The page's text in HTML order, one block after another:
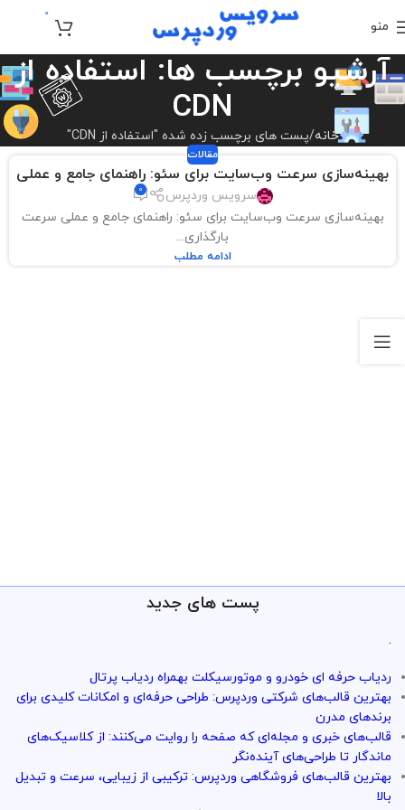
منو
0
آرشیو برچسب ها: استفاده از
CDN
خانه پست های برچسب زده شده "استفاده از CDN"
مقالات
بهینه‌سازی سرعت وب‌سایت برای سئو: راهنمای جامع و عملی
سرویس وردپرس 0
بهینه‌سازی سرعت وب‌سایت برای سئو: راهنمای جامع و عملی سرعت
بارگذاری...
ادامه مطلب
پست های جدید
.
ردیاب حرفه ای خودرو و موتورسیکلت بهمراه ردیاب پرتال
بهترین قالب‌های شرکتی وردپرس: طراحی حرفه‌ای و امکانات کلیدی برای
برندهای مدرن
قالب‌های خبری و مجله‌ای که صفحه را روایت می‌کنند: از کلاسیک‌های
ماندگار تا طراحی‌های آینده‌نگر
بهترین قالب‌های فروشگاهی وردپرس: ترکیبی از زیبایی، سرعت و تبدیل
بالا